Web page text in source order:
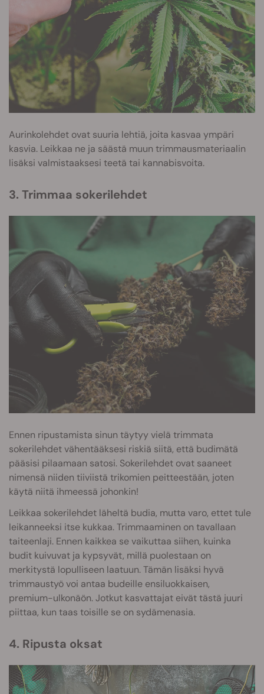
Aurinkolehdet ovat suuria lehtiä, joita kasvaa ympäri
kasvia. Leikkaa ne ja säästä muun trimmausmateriaalin
lisäksi valmistaaksesi teetä tai kannabisvoita.
3. Trimmaa sokerilehdet
Ennen ripustamista sinun täytyy vielä trimmata
sokerilehdet vähentääksesi riskiä siitä, että budimätä
pääsisi pilaamaan satosi. Sokerilehdet ovat saaneet
nimensä niiden tiiviistä trikomien peitteestään, joten
käytä niitä ihmeessä johonkin!
Leikkaa sokerilehdet läheltä budia, mutta varo, ettet tule
leikanneeksi itse kukkaa. Trimmaaminen on tavallaan
taiteenlaji. Ennen kaikkea se vaikuttaa siihen, kuinka
budit kuivuvat ja kypsyvät, millä puolestaan on
merkitystä lopulliseen laatuun. Tämän lisäksi hyvä
trimmaustyö voi antaa budeille ensiluokkaisen,
premium-ulkonäön. Jotkut kasvattajat eivät tästä juuri
piittaa, kun taas toisille se on sydämenasia.
4. Ripusta oksat